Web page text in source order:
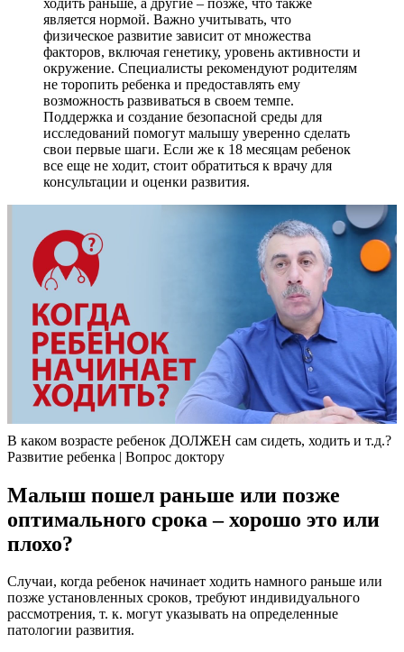
является нормой. Важно учитывать, что
физическое развитие зависит от множества
факторов, включая генетику, уровень активности и
окружение. Специалисты рекомендуют родителям
не торопить ребенка и предоставлять ему
возможность развиваться в своем темпе.
Поддержка и создание безопасной среды для
исследований помогут малышу уверенно сделать
свои первые шаги. Если же к 18 месяцам ребенок
все еще не ходит, стоит обратиться к врачу для
консультации и оценки развития.
В каком возрасте ребенок ДОЛЖЕН сам сидеть, ходить и т.д.?
Развитие ребенка | Вопрос доктору
Малыш пошел раньше или позже
оптимального срока – хорошо это или
плохо?
Случаи, когда ребенок начинает ходить намного раньше или
позже установленных сроков, требуют индивидуального
рассмотрения, т. к. могут указывать на определенные
патологии развития.